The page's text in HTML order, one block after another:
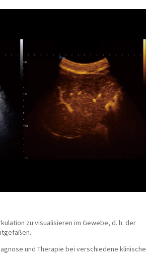
zu visualisieren im Gewebe, d. h. der
und Therapie bei verschiedene klinische